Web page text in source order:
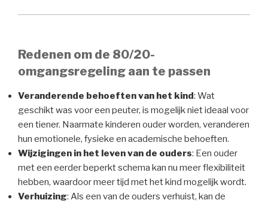
Redenen om de 80/20-
omgangsregeling aan te passen
Veranderende behoeften van het kind: Wat
geschikt was voor een peuter, is mogelijk niet ideaal voor
een tiener. Naarmate kinderen ouder worden, veranderen
hun emotionele, fysieke en academische behoeften.
Wijzigingen in het leven van de ouders: Een ouder
met een eerder beperkt schema kan nu meer flexibiliteit
hebben, waardoor meer tijd met het kind mogelijk wordt.
Verhuizing: Als een van de ouders verhuist, kan de